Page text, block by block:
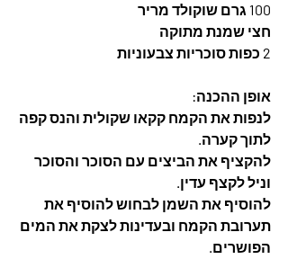
100 גרם שוקולד מריר
חצי שמנת מתוקה
2 כפות סוכריות צבעוניות
אופן ההכנה:
לנפות את הקמח קקאו שקולית והנס קפה
לתוך קערה.
להקציף את הביצים עם הסוכר והסוכר
וניל לקצף עדין.
להוסיף את השמן לבחוש להוסיף את
תערובת הקמח ובעדינות לצקת את המים
הפושרים.